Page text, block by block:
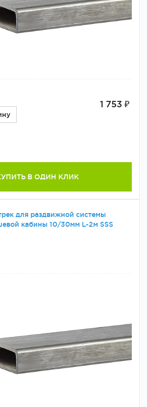
1 753 ₽
В ОДИН КЛИК
для раздвижной системы
кабины 10/30мм L-2м SSS